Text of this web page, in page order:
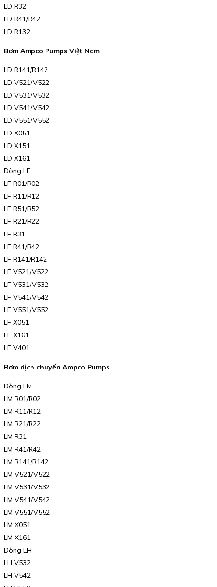
LD R32
LD R41/R42
LD R132
Bơm Ampco Pumps Việt Nam
LD R141/R142
LD V521/V522
LD V531/V532
LD V541/V542
LD V551/V552
LD X051
LD X151
LD X161
Dòng LF
LF R01/R02
LF R11/R12
LF R51/R52
LF R21/R22
LF R31
LF R41/R42
LF R141/R142
LF V521/V522
LF V531/V532
LF V541/V542
LF V551/V552
LF X051
LF X161
LF V401
Bơm dịch chuyển Ampco Pumps
Dòng LM
LM R01/R02
LM R11/R12
LM R21/R22
LM R31
LM R41/R42
LM R141/R142
LM V521/V522
LM V531/V532
LM V541/V542
LM V551/V552
LM X051
LM X161
Dòng LH
LH V532
LH V542